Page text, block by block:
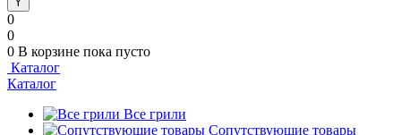
0
0
0 В корзине пока пусто
Каталог
Каталог
Все грили
Сопутствующие товары